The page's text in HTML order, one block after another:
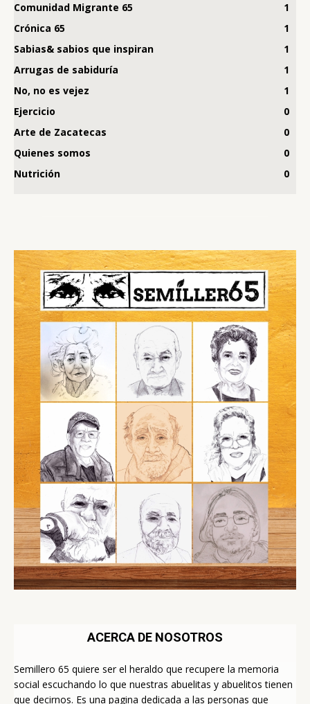
Comunidad Migrante 65
1
Crónica 65
1
Sabias& sabios que inspiran
1
Arrugas de sabiduría
1
No, no es vejez
1
Ejercicio
0
Arte de Zacatecas
0
Quienes somos
0
Nutrición
0
ACERCA DE NOSOTROS
Semillero 65 quiere ser el heraldo que recupere la memoria
social escuchando lo que nuestras abuelitas y abuelitos tienen
que decirnos. Es una pagina dedicada a las personas que